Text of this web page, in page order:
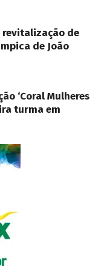
revitalização de
de João
‘Coral Mulheres
turma em